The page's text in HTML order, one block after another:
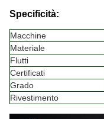
Specificità:
Macchine
Materiale
Flutti
Certificati
Grado
Rivestimento